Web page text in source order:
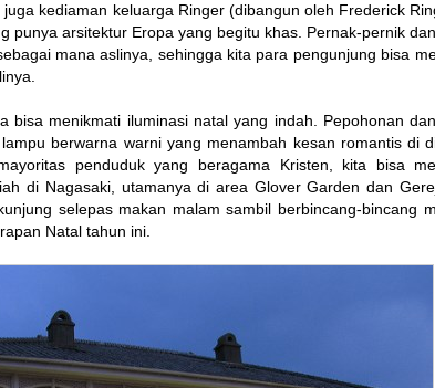
kediaman keluarga Ringer (dibangun oleh Frederick
punya arsitektur Eropa yang begitu khas. Pernak-pernik
mana aslinya, sehingga kita para pengunjung bisa
bisa menikmati iluminasi natal yang indah. Pepohonan
berwarna warni yang menambah kesan romantis di
penduduk yang beragama Kristen, kita bisa
di Nagasaki, utamanya di area Glover Garden dan
selepas makan malam sambil berbincang-bincang
Natal tahun ini.